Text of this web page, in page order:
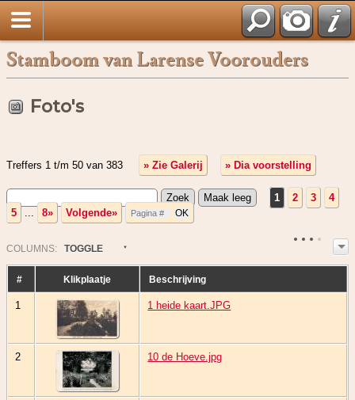
Stamboom van Larense Voorouders
Foto's
Treffers 1 t/m 50 van 383 » Zie Galerij » Dia voorstelling
1 2 3
4
5
... 8» Volgende»
COLUMN S: TOGGLE
# Klikplaatje Beschrijving
1 1 heide kaart.JPG
2 10 de Hoeve.jpg